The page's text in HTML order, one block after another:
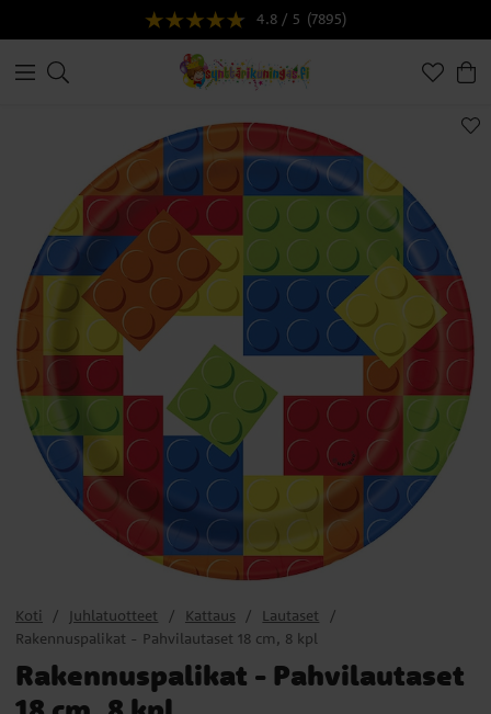
4.8 / 5 (7895)
Koti Juhlatuotteet Kattaus
Lautaset
Rakennuspalikat - Pahvilautaset 18 cm, 8 kpl
Rakennuspalikat - Pahvilautaset